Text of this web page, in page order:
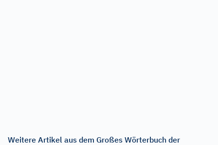
Weitere Artikel aus dem Großes Wörterbuch der